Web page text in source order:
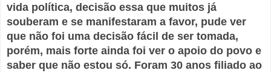
vida política, decisão essa que muitos já
souberam e se manifestaram a favor, pude ver
que não foi uma decisão fácil de ser tomada,
porém, mais forte ainda foi ver o apoio do povo e
saber que não estou só. Foram 30 anos filiado ao